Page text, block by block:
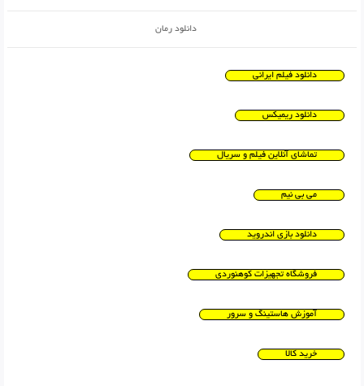
دانلود رمان
دانلود فیلم ایرانی
دانلود ریمیکس
تماشای آنلاین فیلم و سریال
می بی نیم
دانلود بازی اندروید
فروشگاه تجهیزات کوهنوردی
آموزش هاستینگ و سرور
خرید کالا